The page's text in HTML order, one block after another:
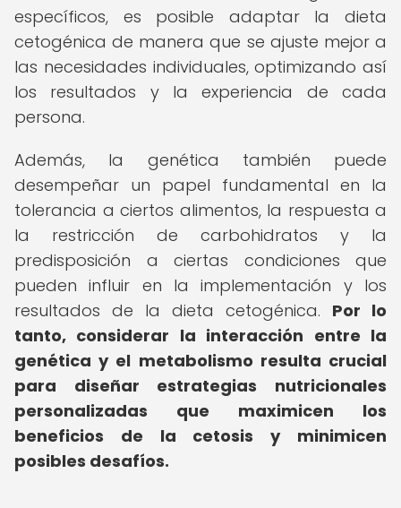
específicos, es posible adaptar la dieta
cetogénica de manera que se ajuste mejor a
las necesidades individuales, optimizando así
los resultados y la experiencia de cada
persona.
Además, la genética también puede
desempeñar un papel fundamental en la
tolerancia a ciertos alimentos, la respuesta a
la restricción de carbohidratos y la
predisposición a ciertas condiciones que
pueden influir en la implementación y los
resultados de la dieta cetogénica. Por lo
tanto, considerar la interacción entre la
genética y el metabolismo resulta crucial
para diseñar estrategias nutricionales
personalizadas que maximicen los
beneficios de la cetosis y minimicen
posibles desafíos.